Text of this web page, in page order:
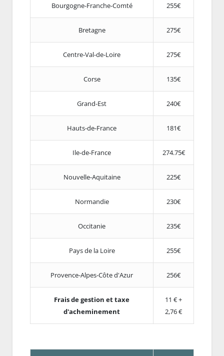
Bourgogne-Franche-Comté 255€
Bretagne 275€
Centre-Val-de-Loire 275€
Corse 135€
Grand-Est 240€
Hauts-de-France 181€
Ile-de-France 274.75€
Nouvelle-Aquitaine 225€
Normandie 230€
Occitanie 235€
Pays de la Loire 255€
Provence-Alpes-Côte d'Azur 256€
Frais de gestion et taxe
d'acheminement
11 € +
2,76 €